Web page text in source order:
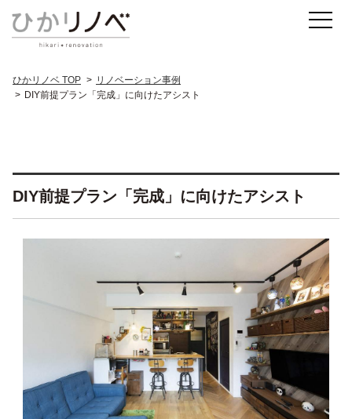
ひかリノベ TOP
リノベーション事例
DIY前提プラン「完成」に向けたアシスト
DIY前提プラン「完成」に向けたアシスト